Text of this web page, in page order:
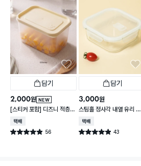
담기
NEW
2,000원
[스티커 포함] 디즈니 적층
가능한 말랑핏 2.7 L 아이보
택배배송
별점 4.9점 56
건 작성
담기
3,000원
스팀홀 정사각 내열 유리 찬
통 1.2 L
택배배송
별점 4.9점 43
건 작성